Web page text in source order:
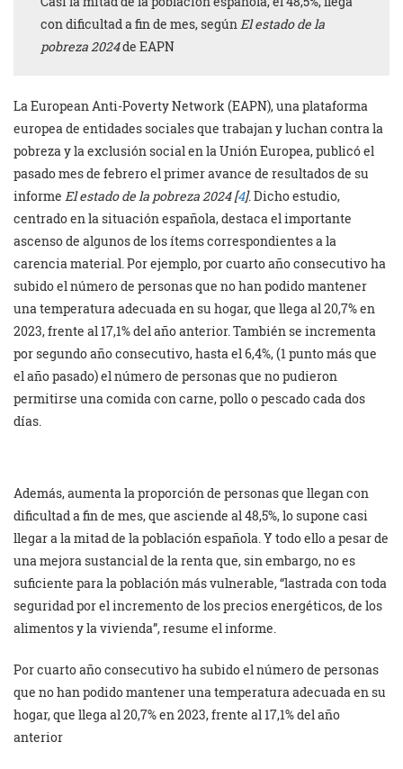
con dificultad a fin de mes, segúnEl estado de la
pobreza 2024de EAPN
La European Anti-Poverty Network (EAPN), una plataforma
europea de entidades sociales que trabajan y luchan contra la
pobreza y la exclusión social en la Unión Europea, publicó el
pasado mes de febrero el primer avance de resultados de su
informe El estado de la pobreza 2024 [4]. Dicho estudio,
centrado en la situación española, destaca el importante
ascenso de algunos de los ítems correspondientes a la
carencia material. Por ejemplo, por cuarto año consecutivo ha
subido el número de personas que no han podido mantener
una temperatura adecuada en su hogar, que llega al 20,7% en
2023, frente al 17,1% del año anterior. También se incrementa
por segundo año consecutivo, hasta el 6,4%, (1 punto más que
el año pasado) el número de personas que no pudieron
permitirse una comida con carne, pollo o pescado cada dos
días.
Además, aumenta la proporción de personas que llegan con
dificultad a fin de mes, que asciende al 48,5%, lo supone casi
llegar a la mitad de la población española. Y todo ello a pesar de
una mejora sustancial de la renta que, sin embargo, no es
suficiente para la población más vulnerable, “lastrada con toda
seguridad por el incremento de los precios energéticos, de los
alimentos y la vivienda”, resume el informe.
Por cuarto año consecutivo ha subido el número de personas
que no han podido mantener una temperatura adecuada en su
hogar, que llega al 20,7% en 2023, frente al 17,1% del año
anterior